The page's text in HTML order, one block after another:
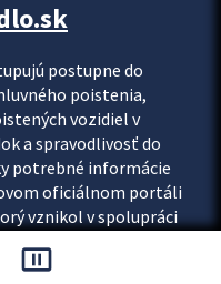
postupne do
poistenia,
vozidiel v
a spravodlivosť do
potrebné informácie
oficiálnom portáli
vznikol v spolupráci
vnútra SR.
pause_presentation